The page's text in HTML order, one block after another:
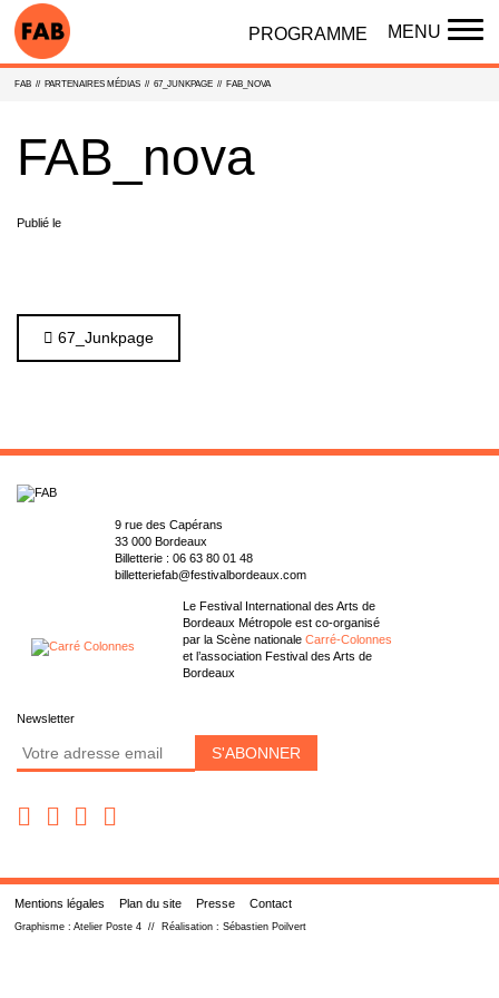
PROGRAMME
MENU
FAB // PARTENAIRES MÉDIAS // 67_JUNKPAGE // FAB_NOVA
FAB_nova
Publié le
Navigation
67_Junkpage
9 rue des Capérans
33 000 Bordeaux
Billetterie : 06 63 80 01 48
billetteriefab@festivalbordeaux.com
Le Festival International des Arts de
Bordeaux Métropole est co-organisé
par la Scène nationaleCarré-Colonnes
et l’association Festival des Arts de
Bordeaux
Newsletter
Mentions légales Plan du site Presse Contact
Graphisme : Atelier Poste 4 // Réalisation : Sébastien Poilvert